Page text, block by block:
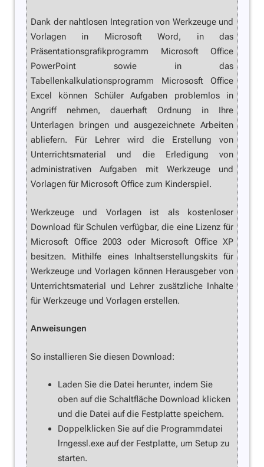
Dank der nahtlosen Integration von Werkzeuge und
Vorlagen in Microsoft Word, in das
Präsentationsgrafikprogramm Microsoft Office
PowerPoint sowie in das
Tabellenkalkulationsprogramm Micrososft Office
Excel können Schüler Aufgaben problemlos in
Angriff nehmen, dauerhaft Ordnung in Ihre
Unterlagen bringen und ausgezeichnete Arbeiten
abliefern. Für Lehrer wird die Erstellung von
Unterrichtsmaterial und die Erledigung von
administrativen Aufgaben mit Werkzeuge und
Vorlagen für Microsoft Office zum Kinderspiel.
Werkzeuge und Vorlagen ist als kostenloser
Download für Schulen verfügbar, die eine Lizenz für
Microsoft Office 2003 oder Microsoft Office XP
besitzen. Mithilfe eines Inhaltserstellungskits für
Werkzeuge und Vorlagen können Herausgeber von
Unterrichtsmaterial und Lehrer zusätzliche Inhalte
für Werkzeuge und Vorlagen erstellen.
Anweisungen
So installieren Sie diesen Download:
Laden Sie die Datei herunter, indem Sie
oben auf die Schaltfläche Download klicken
und die Datei auf die Festplatte speichern.
Doppelklicken Sie auf die Programmdatei
lrngessl.exe auf der Festplatte, um Setup zu
starten.